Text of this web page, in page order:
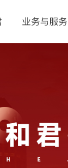
业务与服务